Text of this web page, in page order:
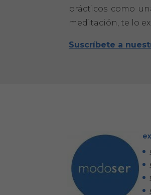
prácticos como
meditación, te lo
Suscríbete a